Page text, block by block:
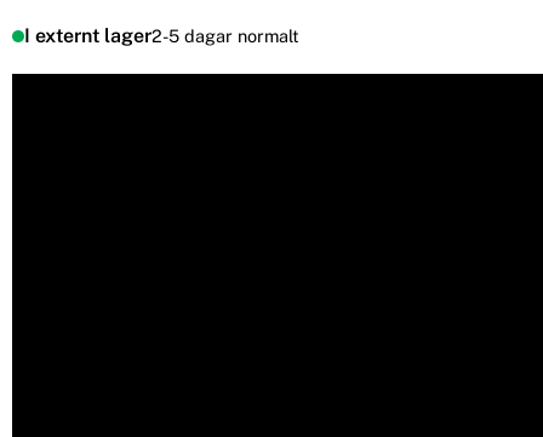
I externt lager2-5 dagar normalt